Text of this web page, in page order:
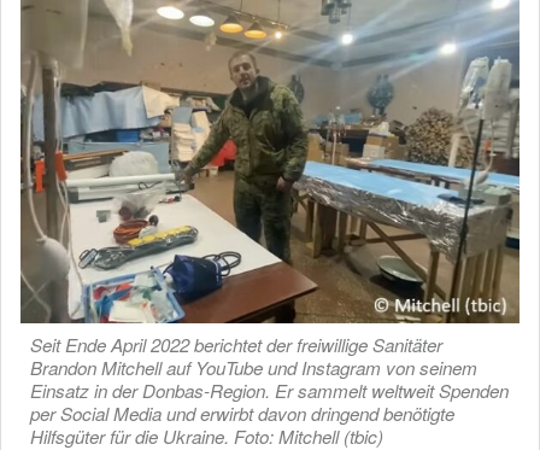
Seit Ende April 2022 berichtet der freiwillige Sanitäter
Brandon Mitchell auf YouTube und Instagram von seinem
Einsatz in der Donbas-Region. Er sammelt weltweit Spenden
per Social Media und erwirbt davon dringend benötigte
Hilfsgüter für die Ukraine. Foto: Mitchell (tbic)